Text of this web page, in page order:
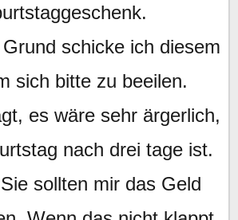
schicke ich diesem
sich bitte zu beeilen.
es wäre sehr ärgerlich,
nach drei tage ist.
sollten mir das Geld